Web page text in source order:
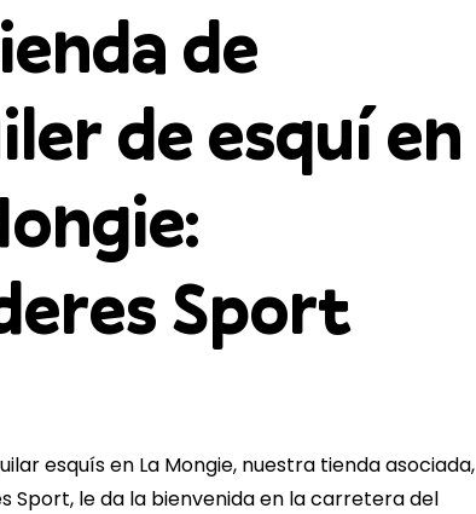
de
de esquí en
Sport
esquís en La Mongie, nuestra tienda asociada,
Sport, le da la bienvenida en la carretera del